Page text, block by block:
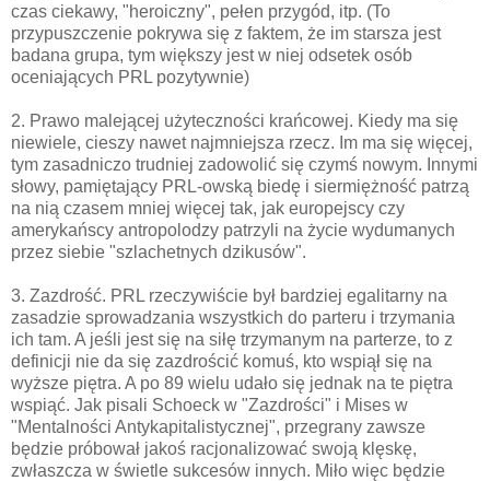
czas ciekawy, "heroiczny", pełen przygód, itp. (To
przypuszczenie pokrywa się z faktem, że im starsza jest
badana grupa, tym większy jest w niej odsetek osób
oceniających PRL pozytywnie)
2. Prawo malejącej użyteczności krańcowej. Kiedy ma się
niewiele, cieszy nawet najmniejsza rzecz. Im ma się więcej,
tym zasadniczo trudniej zadowolić się czymś nowym. Innymi
słowy, pamiętający PRL-owską biedę i siermiężność patrzą
na nią czasem mniej więcej tak, jak europejscy czy
amerykańscy antropolodzy patrzyli na życie wydumanych
przez siebie "szlachetnych dzikusów".
3. Zazdrość. PRL rzeczywiście był bardziej egalitarny na
zasadzie sprowadzania wszystkich do parteru i trzymania
ich tam. A jeśli jest się na siłę trzymanym na parterze, to z
definicji nie da się zazdrościć komuś, kto wspiął się na
wyższe piętra. A po 89 wielu udało się jednak na te piętra
wspiąć. Jak pisali Schoeck w "Zazdrości" i Mises w
"Mentalności Antykapitalistycznej", przegrany zawsze
będzie próbował jakoś racjonalizować swoją klęskę,
zwłaszcza w świetle sukcesów innych. Miło więc będzie